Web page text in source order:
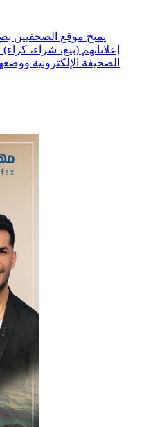
يمنح موقع الصحفيين
إعلاناتهم (بيع، شراء،
الصحيفة الإلكترونية